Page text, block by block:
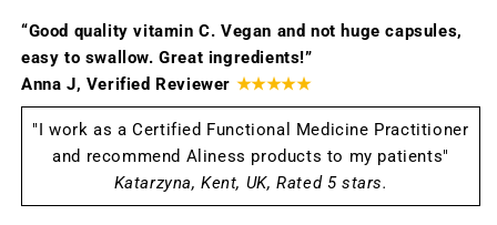
“Good quality vitamin C. Vegan and not huge capsules,
easy to swallow. Great ingredients!”
Anna J, Verified Reviewer ★★★★★
"I work as a Certified Functional Medicine Practitioner
and recommend Aliness products to my patients"
Katarzyna, Kent, UK, Rated 5 stars.